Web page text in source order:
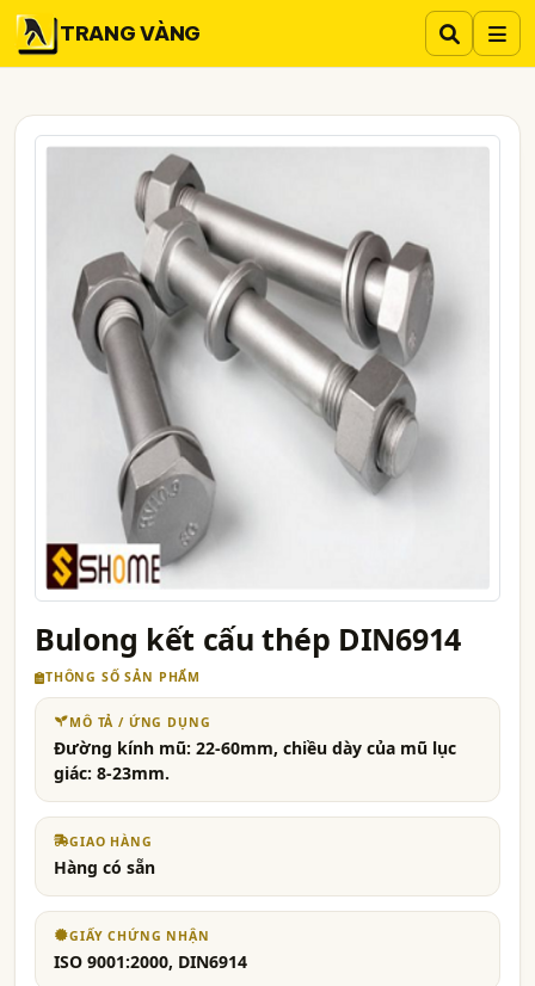
TRANG VÀNG
Bulong kết cấu thép DIN6914
THÔNG SỐ SẢN PHẨM
MÔ TẢ / ỨNG DỤNG
Đường kính mũ: 22-60mm, chiều dày của mũ lục
giác: 8-23mm.
GIAO HÀNG
Hàng có sẵn
GIẤY CHỨNG NHẬN
ISO 9001:2000, DIN6914